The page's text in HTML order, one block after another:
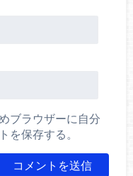
ブラウザーに自分
を保存する。